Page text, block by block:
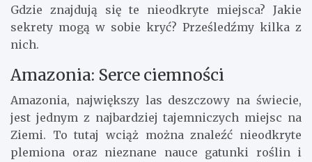
Gdzie znajdują się te nieodkryte miejsca? Jakie
sekrety mogą w sobie kryć? Prześledźmy kilka z
nich.
Amazonia: Serce ciemności
Amazonia, największy las deszczowy na świecie,
jest jednym z najbardziej tajemniczych miejsc na
Ziemi. To tutaj wciąż można znaleźć nieodkryte
plemiona oraz nieznane nauce gatunki roślin i